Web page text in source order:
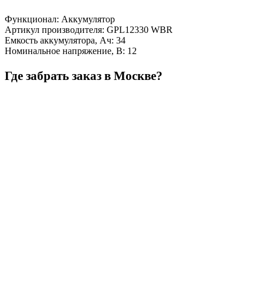
Функционал: Аккумулятор
Артикул производителя: GPL12330 WBR
Емкость аккумулятора, Ач: 34
Номинальное напряжение, В: 12
Где забрать заказ в Москве?